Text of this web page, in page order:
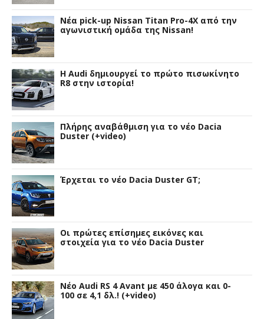
Νέα pick-up Nissan Titan Pro-4X από την
αγωνιστική ομάδα της Nissan!
Η Audi δημιουργεί το πρώτο πισωκίνητο
R8 στην ιστορία!
Πλήρης αναβάθμιση για το νέο Dacia
Duster (+video)
Έρχεται το νέο Dacia Duster GT;
Οι πρώτες επίσημες εικόνες και
στοιχεία για το νέο Dacia Duster
Νέο Audi RS 4 Avant με 450 άλογα και 0-
100 σε 4,1 δλ.! (+video)